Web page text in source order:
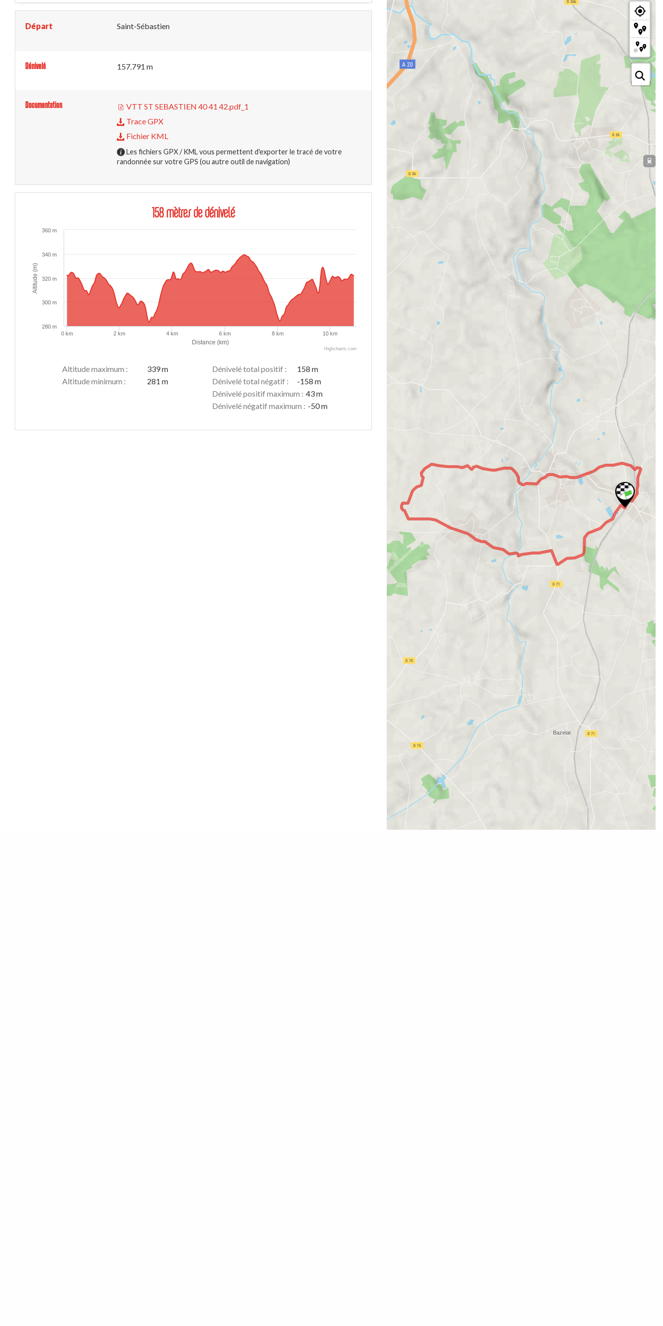
Départ Saint-Sébastien
Dénivelé 157.791 m
Documentation
VTT ST SEBASTIEN 40 41 42.pdf_1
Trace GPX
Fichier KML
Les fichiers GPX / KML vous permettent d'exporter le tracé de votre
randonnée sur votre GPS (ou autre outil de navigation)
158 mètres de dénivelé
Distance (km)
Altitude (m)
0 km 2 km 4 km 6 km 8 km 10 km
280 m
300 m
320 m
340 m
360 m
Highcharts.com
Altitude maximum :
339 m
Altitude minimum :
281 m
Dénivelé total positif :
158 m
Dénivelé total négatif :
-158 m
Dénivelé positif maximum : 43 m
Dénivelé négatif maximum : -50 m